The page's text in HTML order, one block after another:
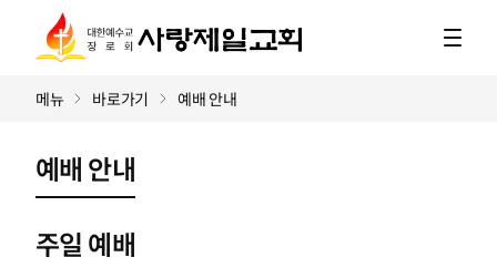
메뉴 바로가기 예배 안내
예배 안내
주일 예배